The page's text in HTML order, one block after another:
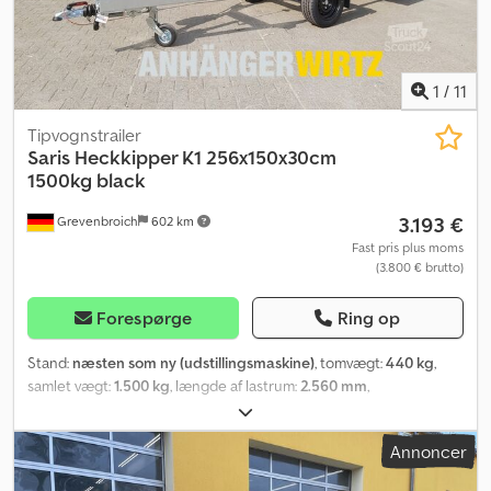
1 / 11
Grevenbroich 602 km
Tipvognstrailer
Saris Heckkipper K1 256x150x30cm
1500kg black
3.193 €
Fast pris plus moms
(3.800 € brutto)
Forespørge Ring op
Stand: næsten som ny (udstillingsmaskine), tomvægt:440 kg,
samlet vægt:1.500 kg , længde af lastrum: 2.560 mm
, lastepladshøjde:
Produktionsår:2022, Aftal venligst en tid for et besøg, inden du
køber, eller bestil direkte online i vores trailerbutik. Mandag til
fredag kl. 08.00 til 12.30 og igen fra 14.00 til 18.00. Eksempel (ikke-
Annoncer